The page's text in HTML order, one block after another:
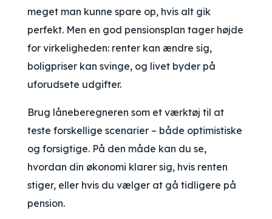
meget man kunne spare op, hvis alt gik
perfekt. Men en god pensionsplan tager højde
for virkeligheden: renter kan ændre sig,
boligpriser kan svinge, og livet byder på
uforudsete udgifter.
Brug låneberegneren som et værktøj til at
teste forskellige scenarier – både optimistiske
og forsigtige. På den måde kan du se,
hvordan din økonomi klarer sig, hvis renten
stiger, eller hvis du vælger at gå tidligere på
pension.